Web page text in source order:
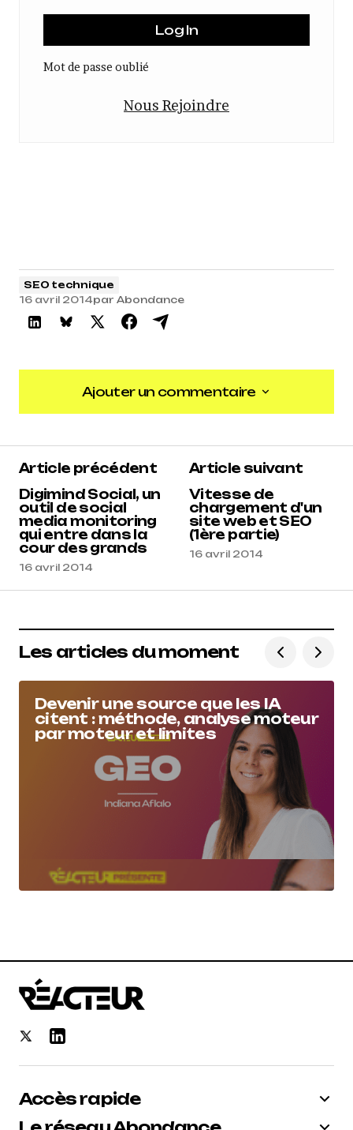
Mot de passe oublié
Nous Rejoindre
SEO technique
16 avril 2014par Abondance
Ajouter un commentaire
Ajouter un commentaire
Article précédent
Digimind Social, un
outil de social
media monitoring
qui entre dans la
cour des grands
16 avril 2014
Article suivant
Vitesse de
chargement d'un
site web et SEO
(1ère partie)
16 avril 2014
Les articles du moment
Devenir une source que les IA
citent : méthode, analyse moteur
par moteur et limites
Accès rapide